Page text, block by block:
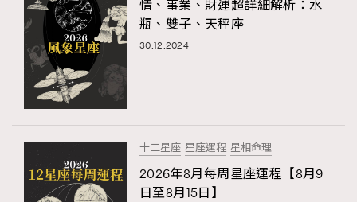
情、事業、財運超詳細解析：水
瓶、雙子、天秤座
30.12.2024
十二星座 星座運程 星相命理
2026年8月每周星座運程【8月9
日至8月15日】